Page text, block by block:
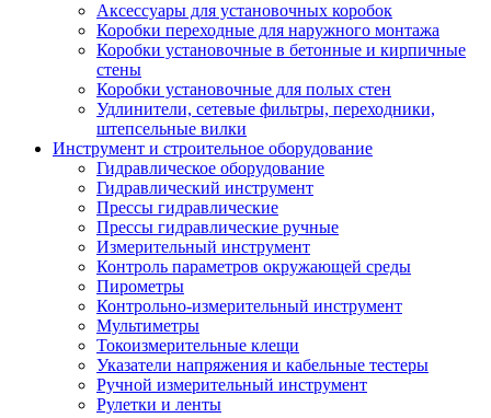
Аксессуары для установочных коробок
Коробки переходные для наружного монтажа
Коробки установочные в бетонные и кирпичные
стены
Коробки установочные для полых стен
Удлинители, сетевые фильтры, переходники,
штепсельные вилки
Инструмент и строительное оборудование
Гидравлическое оборудование
Гидравлический инструмент
Прессы гидравлические
Прессы гидравлические ручные
Измерительный инструмент
Контроль параметров окружающей среды
Пирометры
Контрольно-измерительный инструмент
Мультиметры
Токоизмерительные клещи
Указатели напряжения и кабельные тестеры
Ручной измерительный инструмент
Рулетки и ленты